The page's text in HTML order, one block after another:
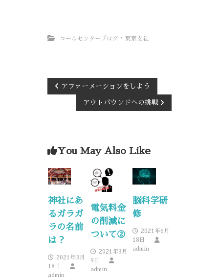
コールセンターブログ ・東京支社
アファーメーションをしよう
アウトバウンドへの挑戦
You May Also Like
神社にあ
るガラガ
ラの名前
は？
2021年3月
18日
admin
電気料金
の削減に
ついて②
2021年3月
9日
admin
脳科学研
修
2021年6月
18日
admin